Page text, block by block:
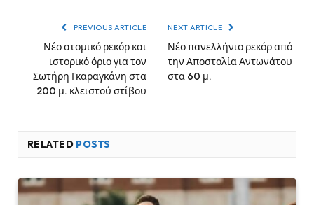
PREVIOUS ARTICLE
Νέο ατομικό ρεκόρ και
ιστορικό όριο για τον
Σωτήρη Γκαραγκάνη στα
200 μ. κλειστού στίβου
NEXT ARTICLE
Νέο πανελλήνιο ρεκόρ από
την Αποστολία Αντωνάτου
στα 60 μ.
RELATED POSTS